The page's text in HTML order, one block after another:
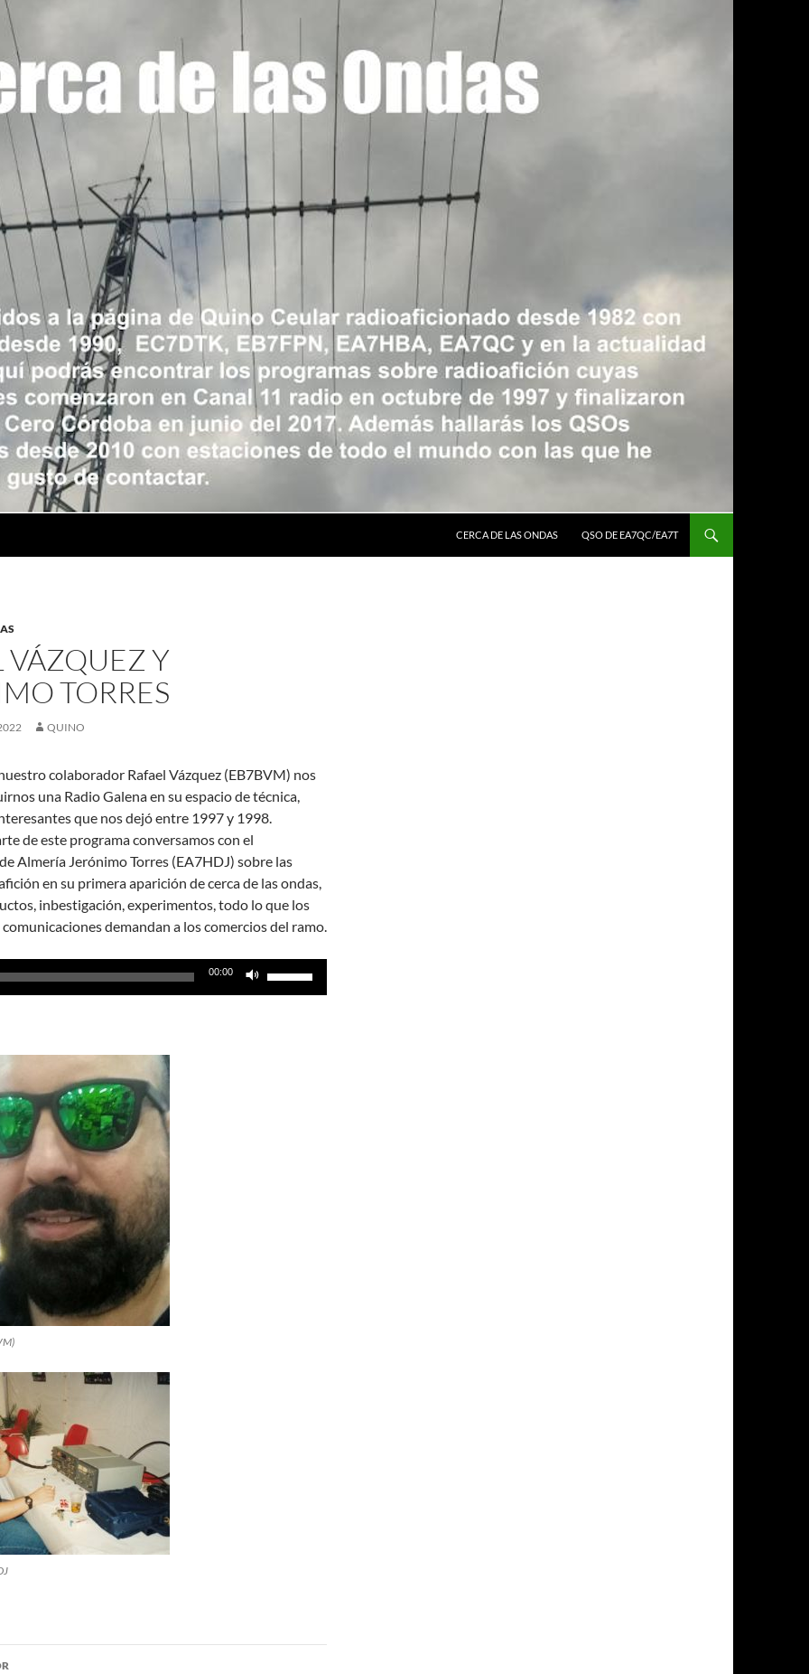
CERCA DE LAS ONDAS QSO DE EA7QC/EA7T
VÁZQUEZ Y
TORRES
QUINO
colaborador Rafael Vázquez (EB7BVM) nos
una Radio Galena en su espacio de técnica,
que nos dejó entre 1997 y 1998.
de este programa conversamos con el
Almería Jerónimo Torres (EA7HDJ) sobre las
en su primera aparición de cerca de las ondas,
inbestigación, experimentos, todo lo que los
demandan a los comercios del ramo.
00:00